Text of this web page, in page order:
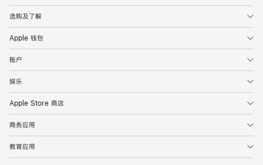
选购及了解
Apple 钱包
账户
娱乐
Apple Store 商店
商务应用
教育应用